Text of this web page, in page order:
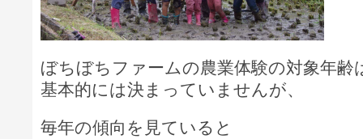
ぼちぼちファームの農業体験の対象年齢
基本的には決まっていませんが、
毎年の傾向を見ていると